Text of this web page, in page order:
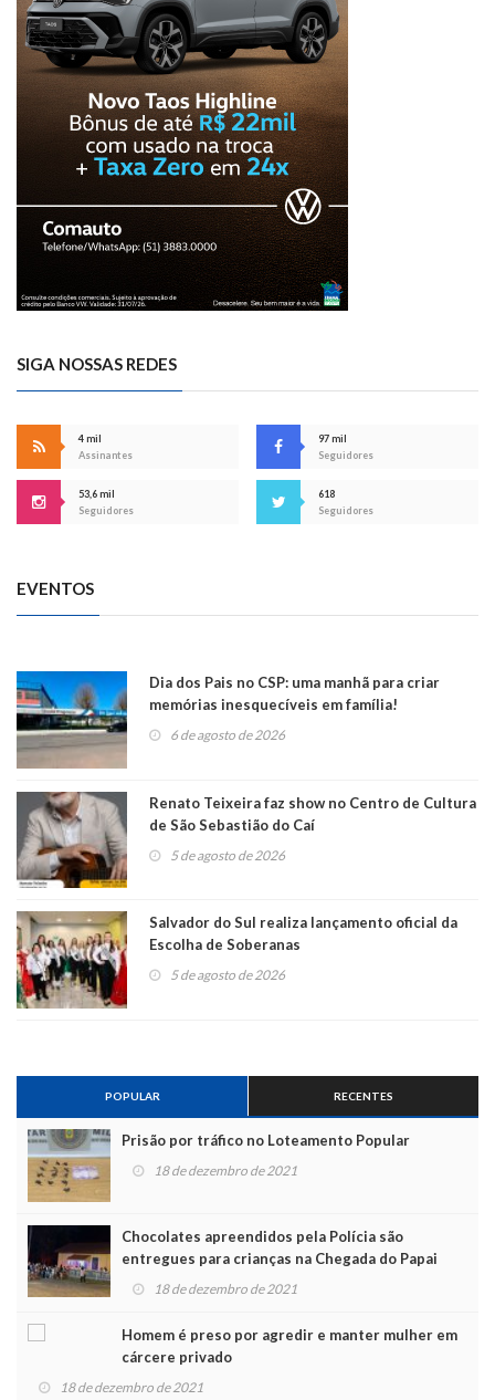
SIGA NOSSAS REDES
4 mil
Assinantes
97 mil
Seguidores
53,6 mil
Seguidores
618
Seguidores
EVENTOS
Dia dos Pais no CSP: uma manhã para criar
memórias inesquecíveis em família!
6 de agosto de 2026
Renato Teixeira faz show no Centro de Cultura
de São Sebastião do Caí
5 de agosto de 2026
Salvador do Sul realiza lançamento oficial da
Escolha de Soberanas
5 de agosto de 2026
POPULAR RECENTES
Prisão por tráfico no Loteamento Popular
18 de dezembro de 2021
Chocolates apreendidos pela Polícia são
entregues para crianças na Chegada do Papai
Noel
18 de dezembro de 2021
Homem é preso por agredir e manter mulher em
cárcere privado
18 de dezembro de 2021